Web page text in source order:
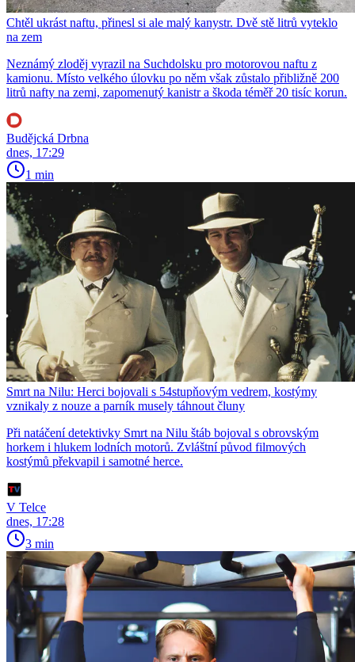
Chtěl ukrást naftu, přinesl si ale malý kanystr. Dvě stě litrů vyteklo
na zem
Neznámý zloděj vyrazil na Suchdolsku pro motorovou naftu z
kamionu. Místo velkého úlovku po něm však zůstalo přibližně 200
litrů nafty na zemi, zapomenutý kanistr a škoda téměř 20 tisíc korun.
Budějcká Drbna
dnes, 17:29
1 min
Smrt na Nilu: Herci bojovali s 54stupňovým vedrem, kostýmy
vznikaly z nouze a parník musely táhnout čluny
Při natáčení detektivky Smrt na Nilu štáb bojoval s obrovským
horkem i hlukem lodních motorů. Zvláštní původ filmových
kostýmů překvapil i samotné herce.
V Telce
dnes, 17:28
3 min